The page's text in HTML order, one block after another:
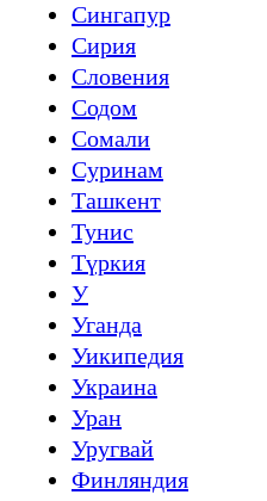
Сингапур
Сирия
Словения
Содом
Сомали
Суринам
Ташкент
Тунис
Түркия
У
Уганда
Уикипедия
Украина
Уран
Уругвай
Финляндия